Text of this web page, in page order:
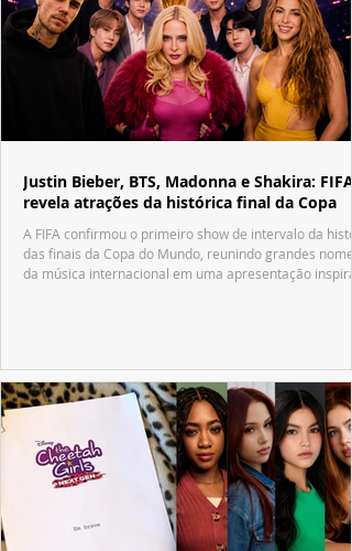
Justin Bieber, BTS, Madonna e Shakira: FIFA
revela atrações da histórica final da Copa
A FIFA confirmou o primeiro show de intervalo da
das finais da Copa do Mundo, reunindo grandes nomes
da música internacional em uma apresentação